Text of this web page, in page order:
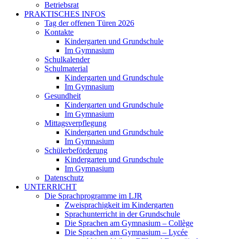
Betriebsrat
PRAKTISCHES INFOS
Tag der offenen Türen 2026
Kontakte
Kindergarten und Grundschule
Im Gymnasium
Schulkalender
Schulmaterial
Kindergarten und Grundschule
Im Gymnasium
Gesundheit
Kindergarten und Grundschule
Im Gymnasium
Mittagsverpflegung
Kindergarten und Grundschule
Im Gymnasium
Schülerbeförderung
Kindergarten und Grundschule
Im Gymnasium
Datenschutz
UNTERRICHT
Die Sprachprogramme im LJR
Zweisprachigkeit im Kindergarten
Sprachunterricht in der Grundschule
Die Sprachen am Gymnasium – Collège
Die Sprachen am Gymnasium – Lycée